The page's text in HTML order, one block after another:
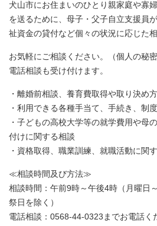
犬山市にお住まいのひとり親家庭や寡
を送るために、母子・父子自立支援員
祉資金の貸付など個々の状況に応じた
お気軽にご相談ください。（個人の秘
電話相談も受け付けます。
・離婚前相談、養育費取得や取り決め
・利用できる各種手当て、手続き、制
・子どもの高校大学等の就学費用や母
付けに関する相談
・資格取得、職業訓練、就職活動に関
≪相談時間及び方法≫
相談時間：午前9時～午後4時（月曜
祭日を除く）
電話相談：0568-44-0323までお電話く